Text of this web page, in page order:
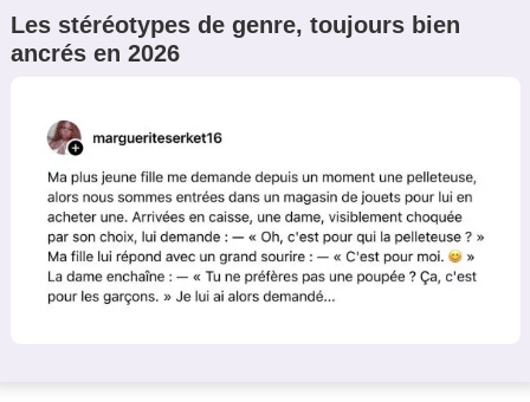
Les stéréotypes de genre, toujours bien
ancrés en 2026